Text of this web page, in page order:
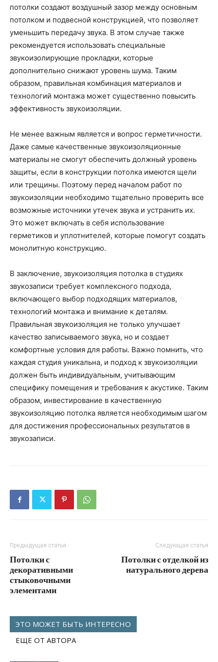
потолки создают воздушный зазор между основным
потолком и подвесной конструкцией, что позволяет
уменьшить передачу звука. В этом случае также
рекомендуется использовать специальные
звукоизолирующие прокладки, которые
дополнительно снижают уровень шума. Таким
образом, правильная комбинация материалов и
технологий монтажа может существенно повысить
эффективность звукоизоляции.
Не менее важным является и вопрос герметичности.
Даже самые качественные звукоизоляционные
материалы не смогут обеспечить должный уровень
защиты, если в конструкции потолка имеются щели
или трещины. Поэтому перед началом работ по
звукоизоляции необходимо тщательно проверить все
возможные источники утечек звука и устранить их.
Это может включать в себя использование
герметиков и уплотнителей, которые помогут создать
монолитную конструкцию.
В заключение, звукоизоляция потолка в студиях
звукозаписи требует комплексного подхода,
включающего выбор подходящих материалов,
технологий монтажа и внимание к деталям.
Правильная звукоизоляция не только улучшает
качество записываемого звука, но и создает
комфортные условия для работы. Важно помнить, что
каждая студия уникальна, и подход к звукоизоляции
должен быть индивидуальным, учитывающим
специфику помещения и требования к акустике. Таким
образом, инвестирование в качественную
звукоизоляцию потолка является необходимым шагом
для достижения профессиональных результатов в
звукозаписи.
Предыдущая статья
Потолки с
декоративными
стыковочными
элементами
Следующая статья
Потолки с отделкой из
натурального дерева
ЭТО МОЖЕТ БЫТЬ ИНТЕРЕСНО
ЕЩЕ ОТ АВТОРА